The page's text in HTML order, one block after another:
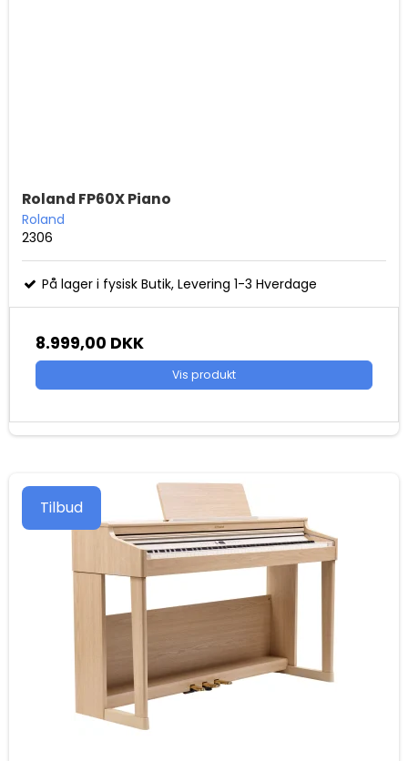
Roland FP60X Piano
Roland
2306
På lager i fysisk Butik, Levering 1-3 Hverdage
8.999,00 DKK
Vis produkt
Tilbud